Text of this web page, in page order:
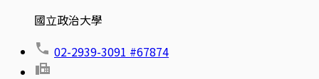
國立政治大學
02-2939-3091 #67874